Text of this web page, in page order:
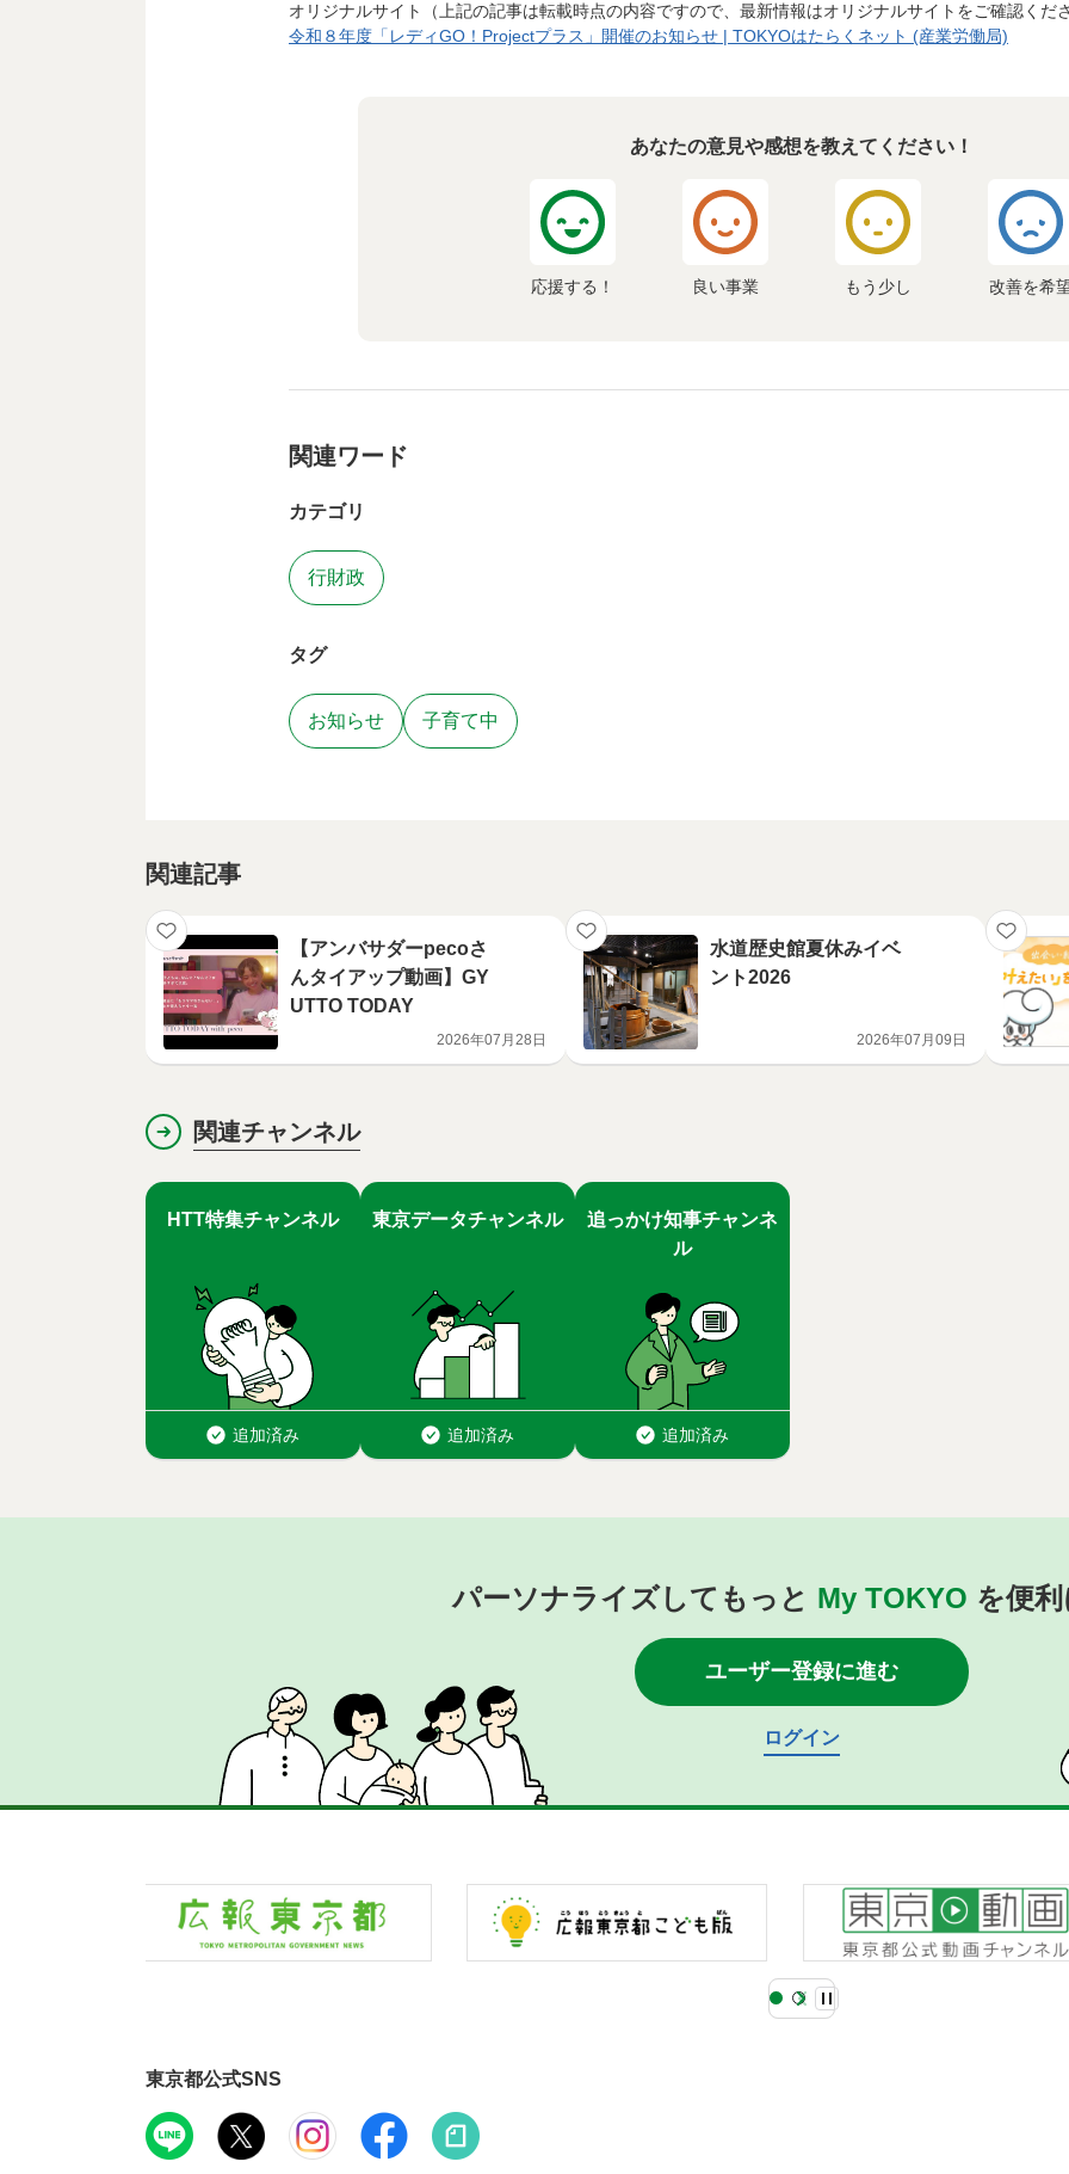
オリジナルサイト（上記の記事は転載時点の内容ですので、最新情報はオリジナルサイトをご確認くだ
令和８年度「レディGO！Projectプラス」開催のお知らせ | TOKYOはたらくネット (産業労働局)
あなたの意見や感想を教えてください！
応援する！ 良い事業 もう少し 改善を希
関連ワード
カテゴリ
行財政
タグ
お知らせ 子育て中
関連記事
【アンバサダーpecoさ
んタイアップ動画】GY
UTTO TODAY
2026年07月28日
水道歴史館夏休みイベ
ント2026
2026年07月09日
関連チャンネル
パーソナライズしてもっと My TOKYO を便
ユーザー登録に進む
ログイン
東京都公式SNS